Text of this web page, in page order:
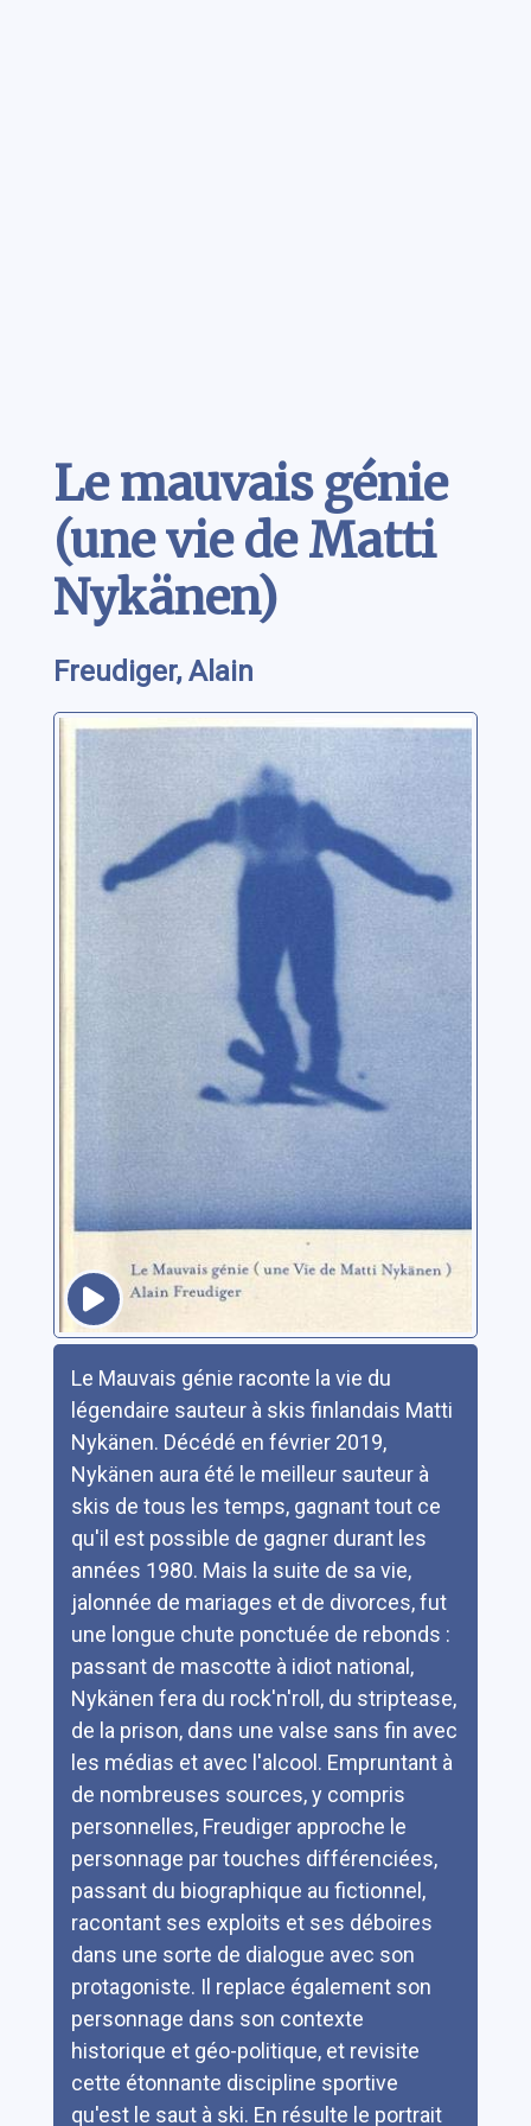
Le mauvais génie
(une vie de Matti
Nykänen)
Freudiger, Alain
Le Mauvais génie raconte la vie du
légendaire sauteur à skis finlandais Matti
Nykänen. Décédé en février 2019,
Nykänen aura été le meilleur sauteur à
skis de tous les temps, gagnant tout ce
qu'il est possible de gagner durant les
années 1980. Mais la suite de sa vie,
jalonnée de mariages et de divorces, fut
une longue chute ponctuée de rebonds :
passant de mascotte à idiot national,
Nykänen fera du rock'n'roll, du striptease,
de la prison, dans une valse sans fin avec
les médias et avec l'alcool. Empruntant à
de nombreuses sources, y compris
personnelles, Freudiger approche le
personnage par touches différenciées,
passant du biographique au fictionnel,
racontant ses exploits et ses déboires
dans une sorte de dialogue avec son
protagoniste. Il replace également son
personnage dans son contexte
historique et géo-politique, et revisite
cette étonnante discipline sportive
qu'est le saut à ski. En résulte le portrait